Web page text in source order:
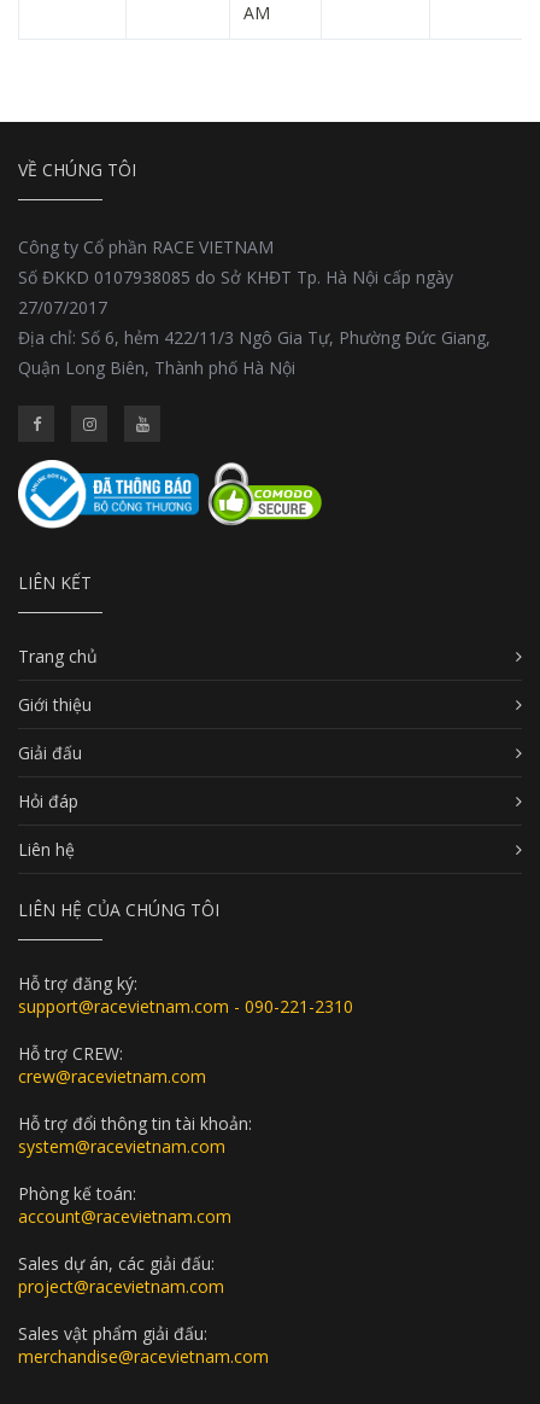
AM
VỀ CHÚNG TÔI
Công ty Cổ phần RACE VIETNAM
Số ĐKKD 0107938085 do Sở KHĐT Tp. Hà Nội cấp ngày
27/07/2017
Địa chỉ: Số 6, hẻm 422/11/3 Ngô Gia Tự, Phường Đức Giang,
Quận Long Biên, Thành phố Hà Nội
LIÊN KẾT
Trang chủ
Giới thiệu
Giải đấu
Hỏi đáp
Liên hệ
LIÊN HỆ CỦA CHÚNG TÔI
Hỗ trợ đăng ký:
support@racevietnam.com - 090-221-2310
Hỗ trợ CREW:
crew@racevietnam.com
Hỗ trợ đổi thông tin tài khoản:
system@racevietnam.com
Phòng kế toán:
account@racevietnam.com
Sales dự án, các giải đấu:
project@racevietnam.com
Sales vật phẩm giải đấu:
merchandise@racevietnam.com